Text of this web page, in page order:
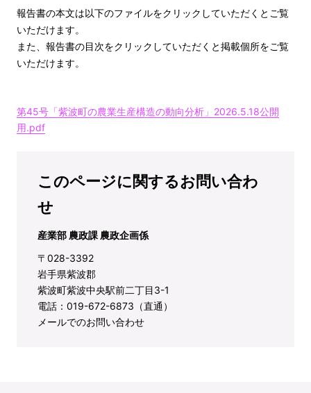
報告書の本文は以下のファイルをクリックしていただくとご覧
いただけます。
また、報告書の目次をクリックしていただくと掲載個所をご覧
いただけます。
第45号「紫波町の農業生産構造の動向分析」2026.5.18公開
用.pdf
このページに関するお問い合わ
せ
産業部 農政課 農政企画係
〒028-3392
岩手県紫波郡
紫波町紫波中央駅前二丁目3-1
電話：019-672-6873（直通）
メールでのお問い合わせ